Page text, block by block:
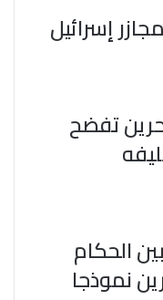
إسرائيل
تفضح
الحكام
نموذجا